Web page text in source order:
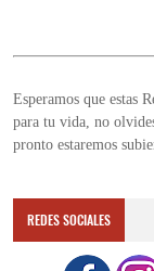
Esperamos que estas
para tu vida, no
pronto estaremos
REDES SOCIALES